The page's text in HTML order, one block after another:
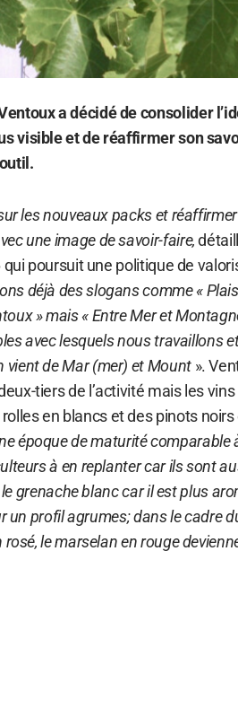
a décidé de consolider
visible et de réaffirmer son
les nouveaux packs et
une image de savoir-faire,
poursuit une politique de
déjà des slogans comme «
» mais « Entre Mer et
avec lesquels nous travaillons
vient de Mar (mer) et Mount».
tiers de l’activité mais les vins
en blancs et des pinots noirs
époque de maturité comparable
à en replanter car ils sont
grenache blanc car il est plus
un profil agrumes; dans le cadre
le marselan en rouge